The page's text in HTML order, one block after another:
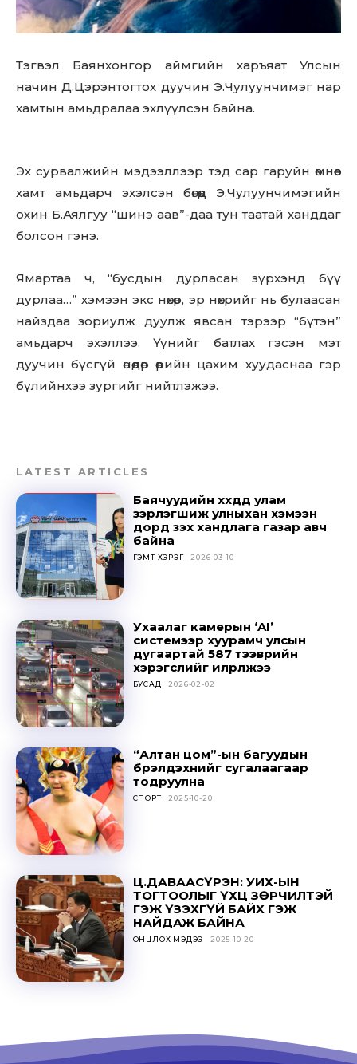
Don't miss
out!
SUBSCRIBE
Тэгвэл Баянхонгор аймгийн харъяат Улсын
начин Д.Цэрэнтогтох дуучин Э.Чулуунчимэг нар
хамтын амьдралаа эхлүүлсэн байна.
Эх сурвалжийн мэдээллээр тэд сар гаруйн өмнөөс
хамт амьдарч эхэлсэн бөгөөд Э.Чулуунчимэгийн
охин Б.Аялгуу “шинэ аав”-даа тун таатай ханддаг
болсон гэнэ.
Ямартаа ч, “бусдын дурласан зүрхэнд бүү
дурлаа…” хэмээн экс нөхөр, эр нөхрийг нь булаасан
найздаа зориулж дуулж явсан тэрээр “бүтэн”
амьдарч эхэллээ. Үүнийг батлах гэсэн мэт
дуучин бүсгүй өнөөдөр өөрийн цахим хуудаснаа гэр
бүлийнхээ зургийг нийтлэжээ.
LATEST ARTICLES
Баячуудийн хүүхдүүд улам
зэрлэгшиж улныхан хэмээн
дорд үзэх хандлага газар авч
байна
ГЭМТ ХЭРЭГ 2026-03-10
Ухаалаг камерын ‘AI’
системээр хуурамч улсын
дугаартай 587 тээврийн
хэрэгслийг илрүүлжээ
БУСАД 2026-02-02
“Алтан цом”-ын багуудын
бүрэлдэхүүнийг сугалаагаар
тодруулна
СПОРТ 2025-10-20
Ц.ДАВААСҮРЭН: УИХ-ЫН
ТОГТООЛЫГ ҮХЦ ЗӨРЧИЛТЭЙ
ГЭЖ ҮЗЭХГҮЙ БАЙХ ГЭЖ
НАЙДАЖ БАЙНА
ОНЦЛОХ МЭДЭЭ 2025-10-20